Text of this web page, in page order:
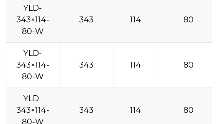
YLD-
343×114-
80-W
343 114 80
YLD-
343×114-
80-W
343 114 80
YLD-
343×114-
80-W
343 114 80